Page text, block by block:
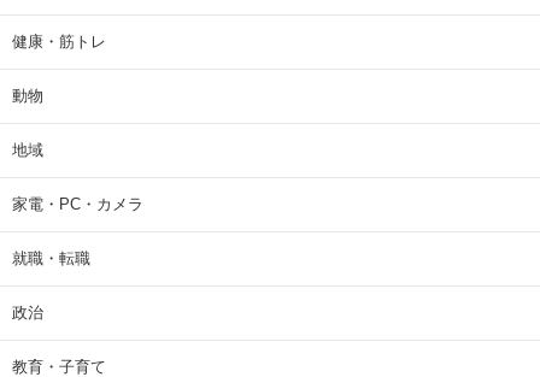
健康・筋トレ
動物
地域
家電・PC・カメラ
就職・転職
政治
教育・子育て